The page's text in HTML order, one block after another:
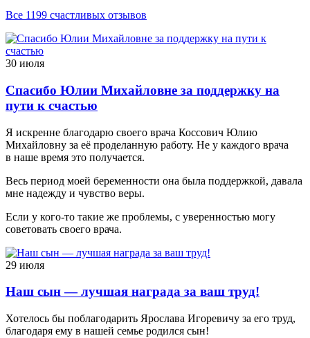
Все 1199 счастливых отзывов
30 июля
Спасибо Юлии Михайловне за поддержку на
пути к счастью
Я искренне благодарю своего врача Коссович Юлию
Михайловну за её проделанную работу. Не у каждого врача
в наше время это получается.
Весь период моей беременности она была поддержкой, давала
мне надежду и чувство веры.
Если у кого-то такие же проблемы, с уверенностью могу
советовать своего врача.
29 июля
Наш сын — лучшая награда за ваш труд!
Хотелось бы поблагодарить Ярослава Игоревичу за его труд,
благодаря ему в нашей семье родился сын!